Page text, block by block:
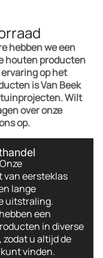
hebben we een
houten producten
op het
is Van Beek
Wilt
over onze
op.
eersteklas
lange
uitstraling.
een
in diverse
u altijd de
vinden.